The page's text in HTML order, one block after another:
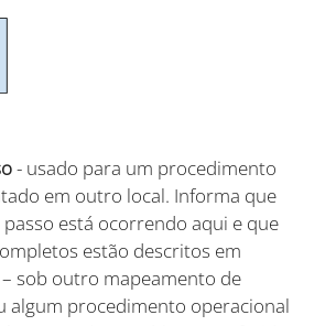
- usado para um procedimento
em outro local. Informa que
está ocorrendo aqui e que
estão descritos em
sob outro mapeamento de
algum procedimento operacional